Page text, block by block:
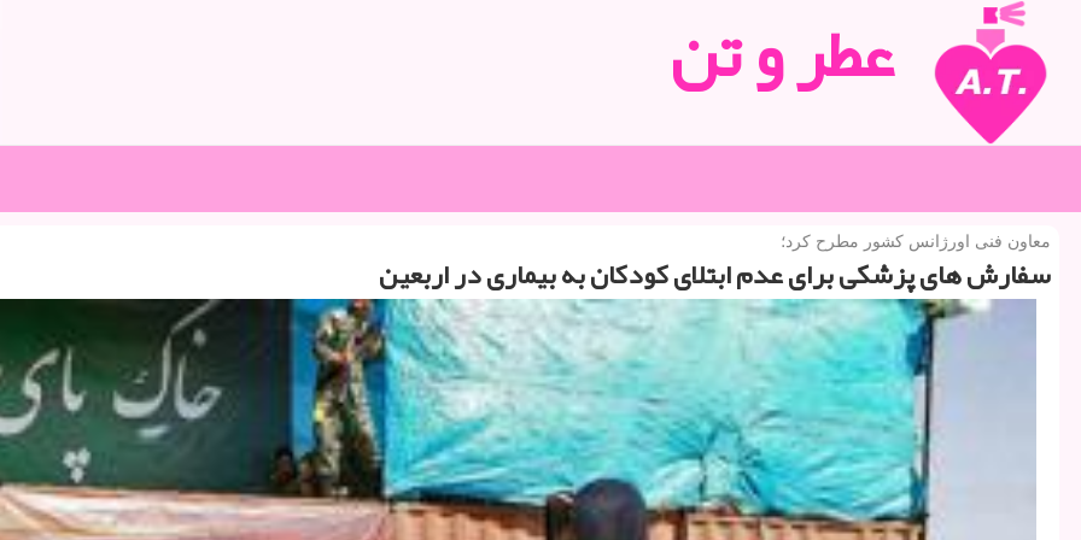
عطر و تن
معاون فنی اورژانس كشور مطرح كرد؛
سفارش های پزشكی برای عدم ابتلای كودكان به بیماری در اربعین